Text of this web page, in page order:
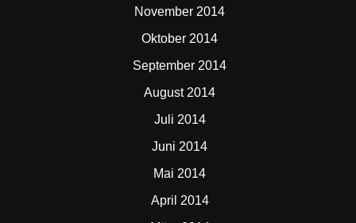
November 2014
Oktober 2014
September 2014
August 2014
Juli 2014
Juni 2014
Mai 2014
April 2014